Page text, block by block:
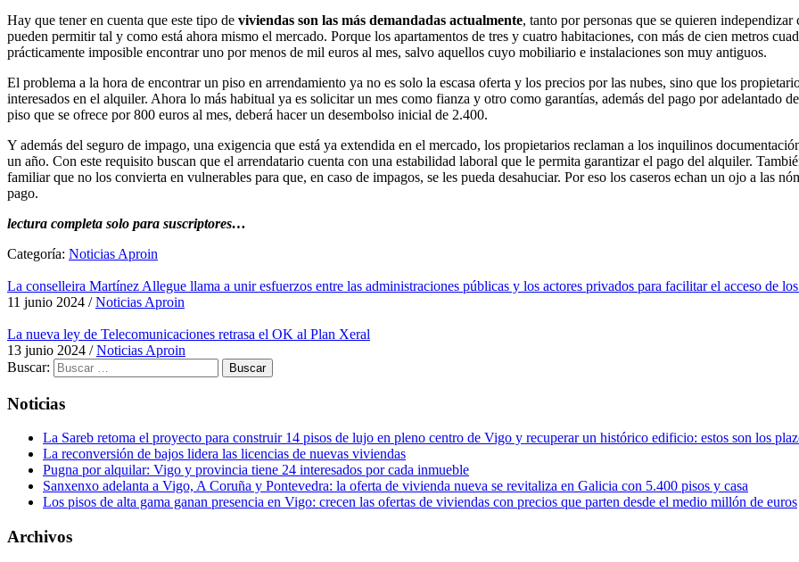
Hay que tener en cuenta que este tipo de viviendas son las más demandadas actualmente, tanto por personas que se quieren
pueden permitir tal y como está ahora mismo el mercado. Porque los apartamentos de tres y cuatro habitaciones, con más de cien metros
prácticamente imposible encontrar uno por menos de mil euros al mes, salvo aquellos cuyo mobiliario e instalaciones son muy antiguos.
El problema a la hora de encontrar un piso en arrendamiento ya no es solo la escasa oferta y los precios por las nubes, sino que los
interesados en el alquiler. Ahora lo más habitual ya es solicitar un mes como fianza y otro como garantías, además del pago por adelantado
piso que se ofrece por 800 euros al mes, deberá hacer un desembolso inicial de 2.400.
Y además del seguro de impago, una exigencia que está ya extendida en el mercado, los propietarios reclaman a los inquilinos
un año. Con este requisito buscan que el arrendatario cuenta con una estabilidad laboral que le permita garantizar el pago del alquiler.
familiar que no los convierta en vulnerables para que, en caso de impagos, se les pueda desahuciar. Por eso los caseros echan un ojo a las
pago.
lectura completa solo para suscriptores…
Categoría: Noticias Aproin
La conselleira Martínez Allegue llama a unir esfuerzos entre las administraciones públicas y los actores privados para facilitar el acceso de
11 junio 2024 /Noticias Aproin
La nueva ley de Telecomunicaciones retrasa el OK al Plan Xeral
13 junio 2024 /Noticias Aproin
Buscar:
Noticias
La Sareb retoma el proyecto para construir 14 pisos de lujo en pleno centro de Vigo y recuperar un histórico edificio: estos son los
La reconversión de bajos lidera las licencias de nuevas viviendas
Pugna por alquilar: Vigo y provincia tiene 24 interesados por cada inmueble
Sanxenxo adelanta a Vigo, A Coruña y Pontevedra: la oferta de vivienda nueva se revitaliza en Galicia con 5.400 pisos y casa
Los pisos de alta gama ganan presencia en Vigo: crecen las ofertas de viviendas con precios que parten desde el medio millón de euros
Archivos